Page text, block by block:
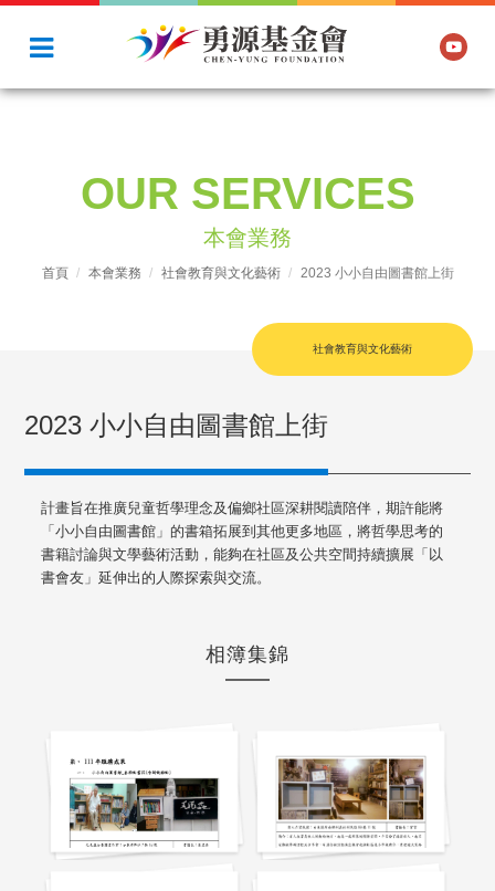
OUR SERVICES
本會業務
首頁 本會業務 社會教育與文化藝術 2023 小小自由圖書館上街
社會教育與文化藝術
2023 小小自由圖書館上街
計畫旨在推廣兒童哲學理念及偏鄉社區深耕閱讀陪伴，期許能將
「小小自由圖書館」的書箱拓展到其他更多地區，將哲學思考的
書籍討論與文學藝術活動，能夠在社區及公共空間持續擴展「以
書會友」延伸出的人際探索與交流。
相簿集錦